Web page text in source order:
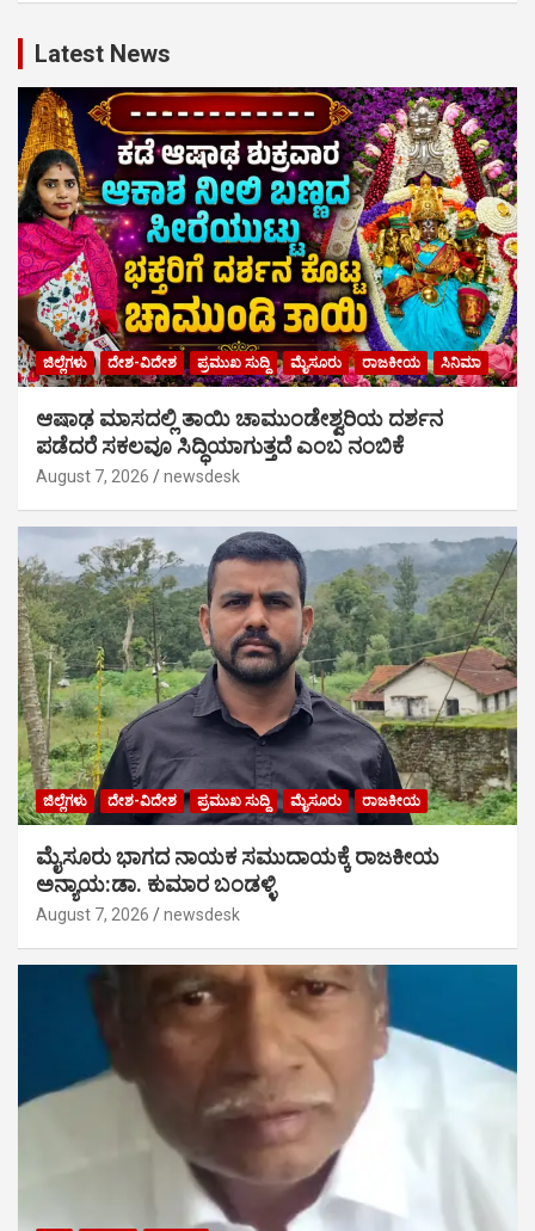
Latest News
ಜಿಲ್ಲೆಗಳು ದೇಶ-ವಿದೇಶ ಪ್ರಮುಖ ಸುದ್ದಿ ಮೈಸೂರು ರಾಜಕೀಯ ಸಿನಿಮಾ
ಆಷಾಢ ಮಾಸದಲ್ಲಿ ತಾಯಿ ಚಾಮುಂಡೇಶ್ವರಿಯ ದರ್ಶನ
ಪಡೆದರೆ ಸಕಲವೂ ಸಿದ್ಧಿಯಾಗುತ್ತದೆ ಎಂಬ ನಂಬಿಕೆ
August 7, 2026 newsdesk
ಜಿಲ್ಲೆಗಳು ದೇಶ-ವಿದೇಶ ಪ್ರಮುಖ ಸುದ್ದಿ ಮೈಸೂರು ರಾಜಕೀಯ
ಮೈಸೂರು ಭಾಗದ ನಾಯಕ ಸಮುದಾಯಕ್ಕೆ ರಾಜಕೀಯ
ಅನ್ಯಾಯ:ಡಾ. ಕುಮಾರ ಬಂಡಳ್ಳಿ
August 7, 2026 newsdesk